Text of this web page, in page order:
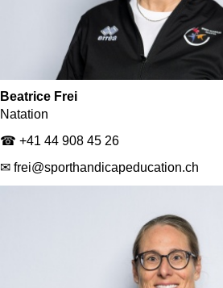
Beatrice Frei
Natation
☎ +41 44 908 45 26
✉ frei@sporthandicapeducation.ch